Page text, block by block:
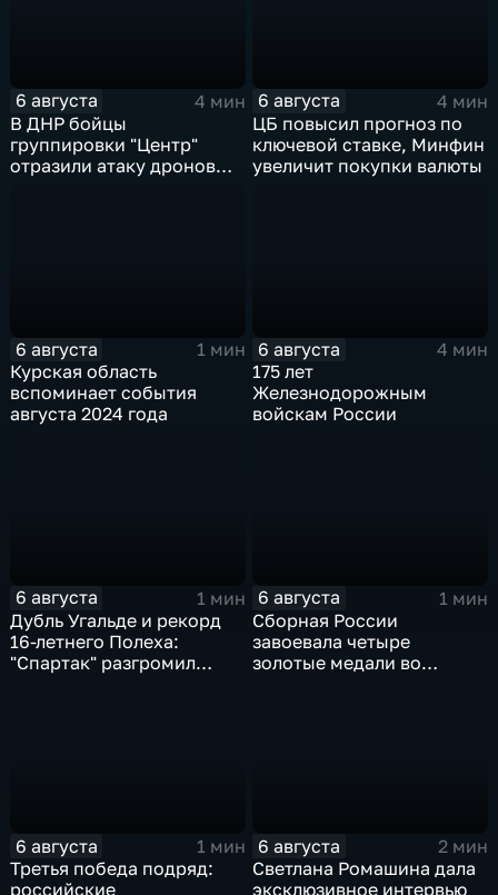
6 августа
4 мин
В ДНР бойцы
группировки "Центр"
отразили атаку дронов
6 августа
4 мин
ЦБ повысил прогноз по
ключевой ставке, Минфин
увеличит покупки валюты
6 августа
1 мин
Курская область
вспоминает события
августа 2024 года
6 августа
4 мин
175 лет
Железнодорожным
войскам России
6 августа
1 мин
Дубль Угальде и рекорд
16-летнего Полеха:
"Спартак" разгромил
6 августа
1 мин
Сборная России
завоевала четыре
золотые медали во
6 августа
1 мин
Третья победа подряд:
российские
6 августа
2 мин
Светлана Ромашина дала
эксклюзивное интервью